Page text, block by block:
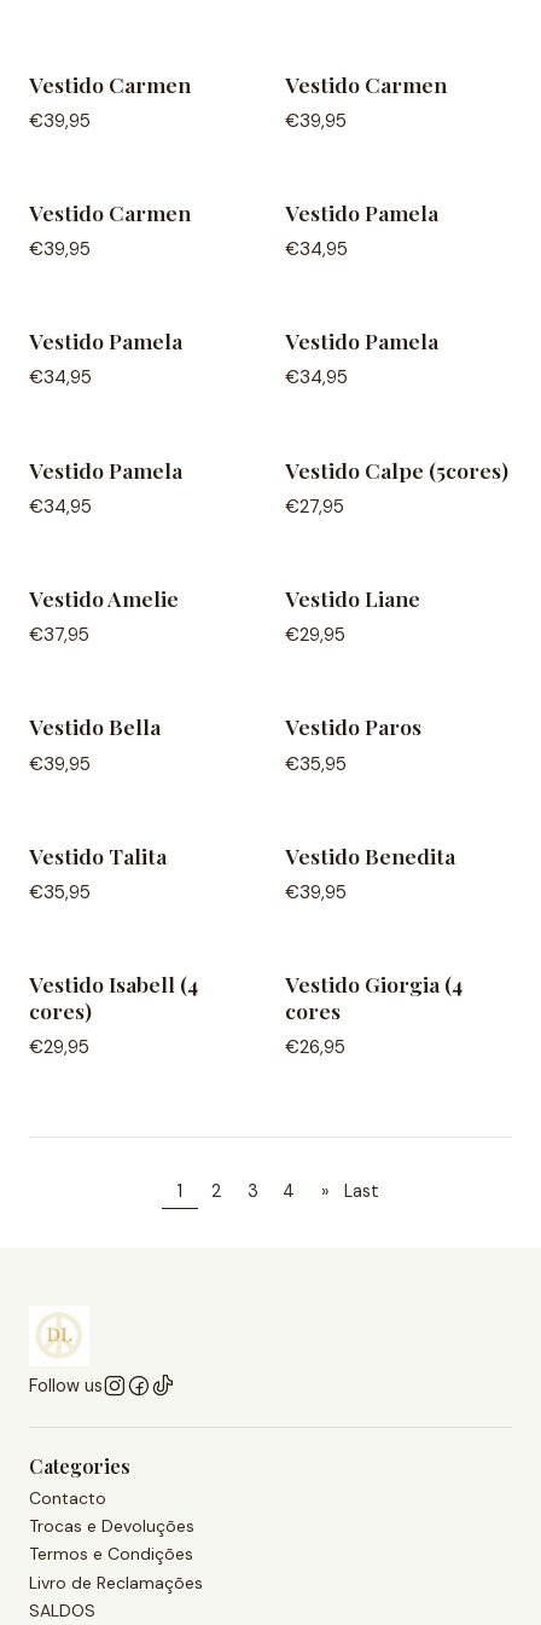
NEW IN
Vestido Carmen
€39,95
NEW IN
Vestido Carmen
€39,95
NEW IN
Vestido Carmen
€39,95
NEW IN
Out of Stock
Vestido Pamela
€34,95
NEW IN
Out of Stock
Vestido Pamela
€34,95
NEW IN
Out of Stock
Vestido Pamela
€34,95
NEW IN
Out of Stock
Vestido Pamela
€34,95
NEW IN
Vestido Calpe (5cores)
€27,95
NEW IN
Vestido Amelie
€37,95
NEW IN
Vestido Liane
€29,95
NEW IN
Vestido Bella
€39,95
NEW IN
Vestido Paros
€35,95
NEW IN
Vestido Talita
€35,95
NEW IN
Vestido Benedita
€39,95
Vestido Isabell (4
cores)
€29,95
Vestido Giorgia (4
cores
€26,95
1 2 3 4 » Last
Follow us
Categories
Contacto
Trocas e Devoluções
Termos e Condições
Livro de Reclamações
SALDOS